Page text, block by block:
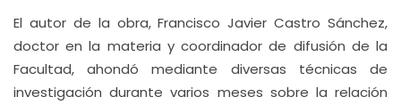
El autor de la obra, Francisco Javier Castro Sánchez,
doctor en la materia y coordinador de difusión de la
Facultad, ahondó mediante diversas técnicas de
investigación durante varios meses sobre la relación